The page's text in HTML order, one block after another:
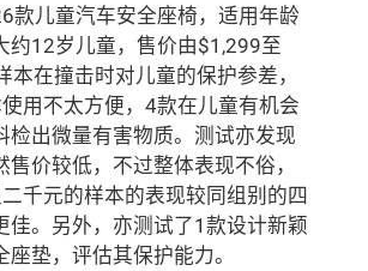
款儿童汽车安全座椅，适用年龄
约12岁儿童，售价由$1,299至
本在撞击时对儿童的保护参差，
用不太方便，4款在儿童有机会
检出微量有害物质。测试亦发现
价较低，不过整体表现不俗，
千元的样本的表现较同组别的四
佳。另外，亦测试了1款设计新颖
垫，评估其保护能力。